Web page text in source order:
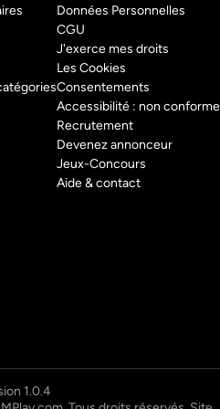
Données Personnelles
CGU
J'exerce mes droits
Les Cookies
Consentements
Accessibilité : non conforme
Recrutement
Devenez annonceur
Jeux-Concours
Aide & contact